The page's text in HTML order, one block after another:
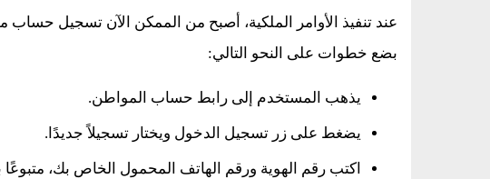
عند تنفيذ الأوامر الملكية، أصبح من الممكن الآن تسجيل حساب
بضع خطوات على النحو التالي:
يذهب المستخدم إلى رابط حساب المواطن.
يضغط على زر تسجيل الدخول ويختار تسجيلاً جديدًا.
اكتب رقم الهوية ورقم الهاتف المحمول الخاص بك، متبوعًا